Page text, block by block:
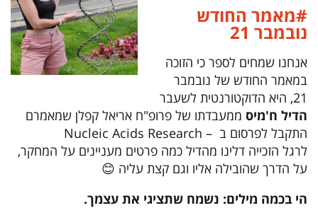
#מאמר החודש
נובמבר 21
אנחנו שמחים לספר כי הזוכה
במאמר החודש של נובמבר
21, היא הדוקטורנטית לשעבר
הדיל ח'מיס ממעבדתו של פרופ"ח אריאל קפלן שמאמרם
התקבל לפרסום ב – Nucleic Acids Research
לרגל הזכייה דלינו מהדיל כמה פרטים מעניינים על המחקר,
על הדרך שהובילה אליו וגם קצת עליה 😊
הי בכמה מילים: נשמח שתציגי את עצמך.